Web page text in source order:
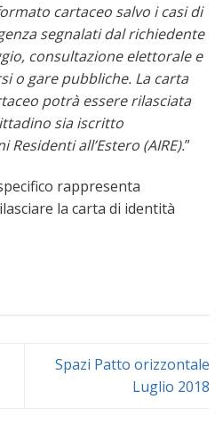
cartaceo salvo i casi di
segnalati dal richiedente
consultazione elettorale e
o gare pubbliche. La carta
potrà essere rilasciata
sia iscritto
Residenti all’Estero (AIRE).”
rappresenta
la carta di identità
Spazi Patto orizzontale
Luglio 2018